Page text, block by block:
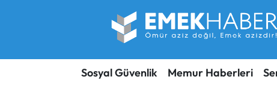
Sosyal Güvenlik Memur Haberleri
Trafik Durumu